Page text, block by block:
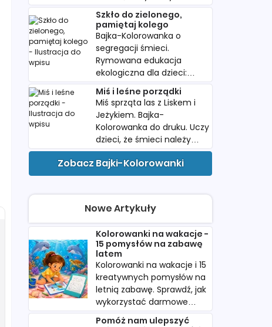
wartość swoich śladów.
Pobierz i wydrukuj dla
dziecka.
Szkło do zielonego,
pamiętaj kolego
Bajka-Kolorowanka o
segregacji śmieci.
Rymowana edukacja
ekologiczna dla dzieci:
papier, plastik i szkło w
kolorowych koszach do
druku.
Miś i leśne porządki
Miś sprząta las z Liskem i
Jeżykiem. Bajka-
Kolorowanka do druku. Uczy
dzieci, że śmieci należy
wyrzucać do kosza. Idealna
do przedszkola.
Zobacz Bajki-Kolorowanki
Nowe Artykuły
Kolorowanki na wakacje -
15 pomysłów na zabawę
latem
Kolorowanki na wakacje i 15
kreatywnych pomysłów na
letnią zabawę. Sprawdź, jak
wykorzystać darmowe
kolorowanki w podróży i
Pomóż nam ulepszyć